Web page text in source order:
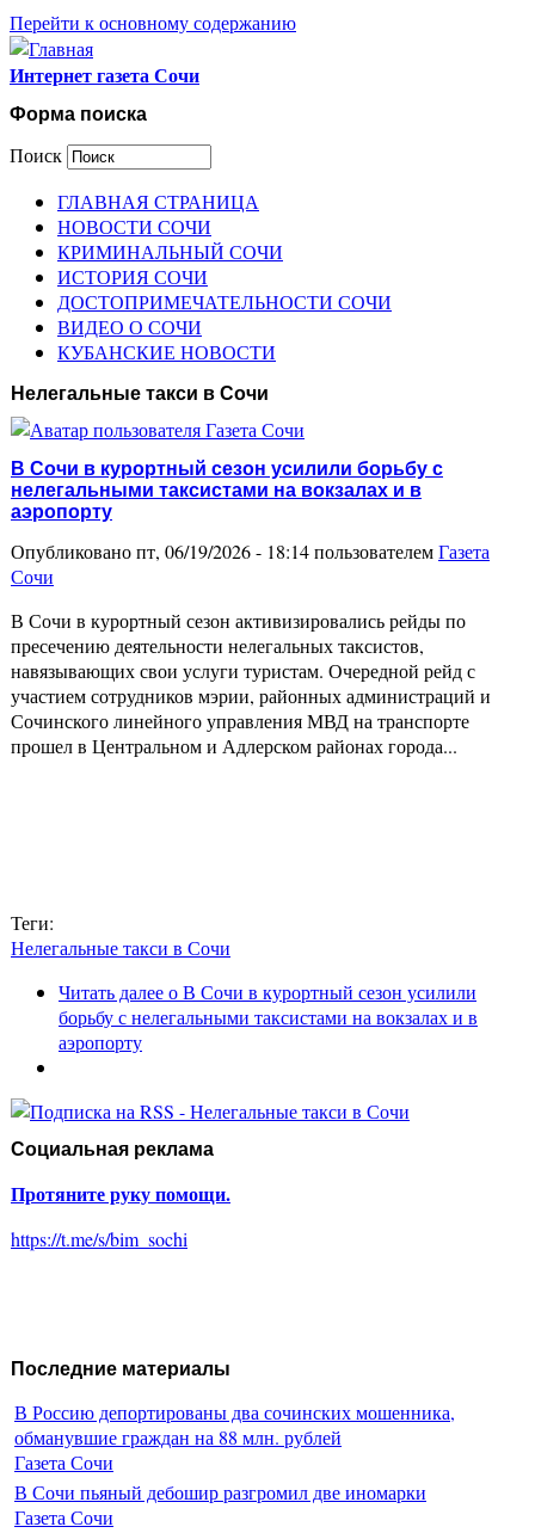
Перейти к основному содержанию
Интернет газета Сочи
Форма поиска
Поиск
ГЛАВНАЯ СТРАНИЦА
НОВОСТИ СОЧИ
КРИМИНАЛЬНЫЙ СОЧИ
ИСТОРИЯ СОЧИ
ДОСТОПРИМЕЧАТЕЛЬНОСТИ СОЧИ
ВИДЕО О СОЧИ
КУБАНСКИЕ НОВОСТИ
Нелегальные такси в Сочи
В Сочи в курортный сезон усилили борьбу с
нелегальными таксистами на вокзалах и в
аэропорту
Опубликовано пт, 06/19/2026 - 18:14 пользователемГазета
Сочи
В Сочи в курортный сезон активизировались рейды по
пресечению деятельности нелегальных таксистов,
навязывающих свои услуги туристам. Очередной рейд с
участием сотрудников мэрии, районных администраций и
Сочинского линейного управления МВД на транспорте
прошел в Центральном и Адлерском районах города...
Теги:
Нелегальные такси в Сочи
Читать далеео В Сочи в курортный сезон усилили
борьбу с нелегальными таксистами на вокзалах и в
аэропорту
Социальная реклама
Протяните руку помощи.
https://t.me/s/bim_sochi
Последние материалы
В Россию депортированы два сочинских мошенника,
обманувшие граждан на 88 млн. рублей
Газета Сочи
В Сочи пьяный дебошир разгромил две иномарки
Газета Сочи